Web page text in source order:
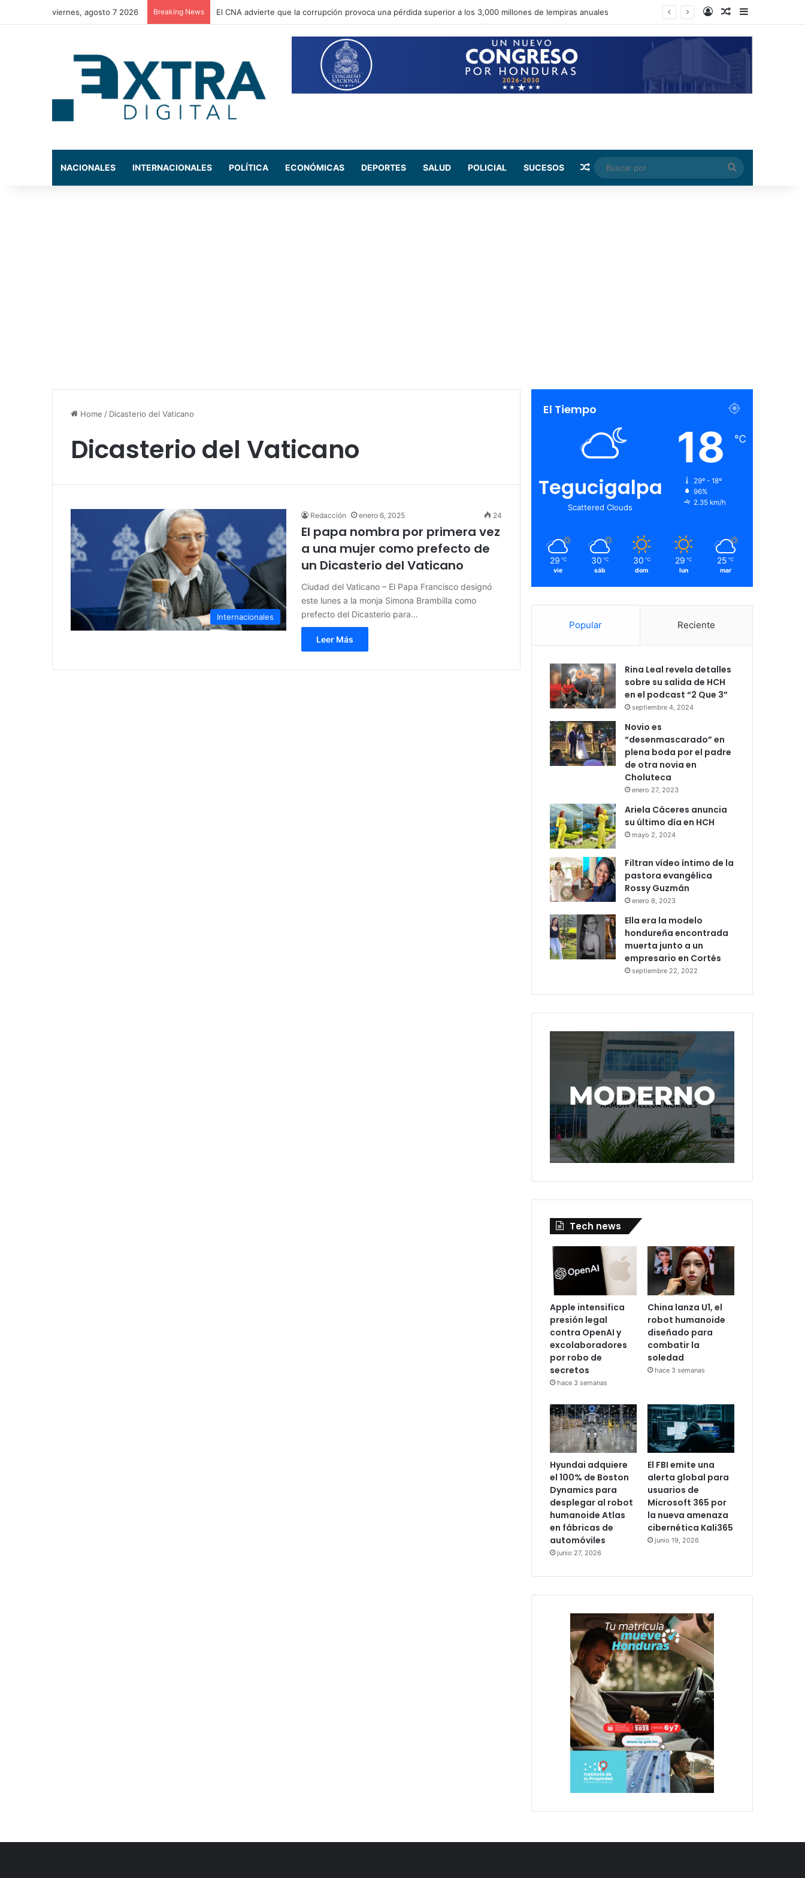
viernes, agosto 7 2026 Breaking News El CNA advierte que la corrupción provoca una pérdida superior a los 3,000 millones de lempiras anuales Log InRandom Article
NACIONALES INTERNACIONALES POLÍTICA ECONÓMICAS DEPORTES SALUD POLICIAL SUCESOS Random Article
Buscar
por
Home / Dicasterio del Vaticano
Dicasterio del Vaticano
Internacionales
Redacción enero 6, 2025 24
El papa nombra por primera vez
a una mujer como prefecto de
un Dicasterio del Vaticano
Ciudad del Vaticano – El Papa Francisco designó
este lunes a la monja Simona Brambilla como
prefecto del Dicasterio para…
Leer Más
El Tiempo
Tegucigalpa
Scattered Clouds
18 ℃
29º - 18º
96%
2.35 km/h
29 ℃
vie
30 ℃
sáb
30 ℃
dom
29 ℃
lun
25 ℃
mar
Popular Reciente
Rina Leal revela detalles
sobre su salida de HCH
en el podcast “2 Que 3”
septiembre 4, 2024
Novio es
“desenmascarado” en
plena boda por el padre
de otra novia en
Choluteca
enero 27, 2023
Ariela Cáceres anuncia
su último día en HCH
mayo 2, 2024
Filtran vídeo íntimo de la
pastora evangélica
Rossy Guzmán
enero 8, 2023
Ella era la modelo
hondureña encontrada
muerta junto a un
empresario en Cortés
septiembre 22, 2022
Tech news
Apple intensifica
presión legal
contra OpenAI y
excolaboradores
por robo de
secretos
hace 3 semanas
China lanza U1, el
robot humanoide
diseñado para
combatir la
soledad
hace 3 semanas
Hyundai adquiere
el 100% de Boston
Dynamics para
desplegar al robot
humanoide Atlas
en fábricas de
automóviles
junio 27, 2026
El FBI emite una
alerta global para
usuarios de
Microsoft 365 por
la nueva amenaza
cibernética Kali365
junio 19, 2026